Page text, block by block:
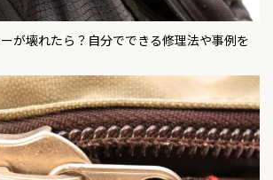
が壊れたら？自分でできる修理法や事例を